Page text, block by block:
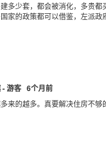
多少套，都会被消化，多贵都
家的政策都可以借鉴，左派政
- 游客 6个月前
来的越多。真要解决住房不够